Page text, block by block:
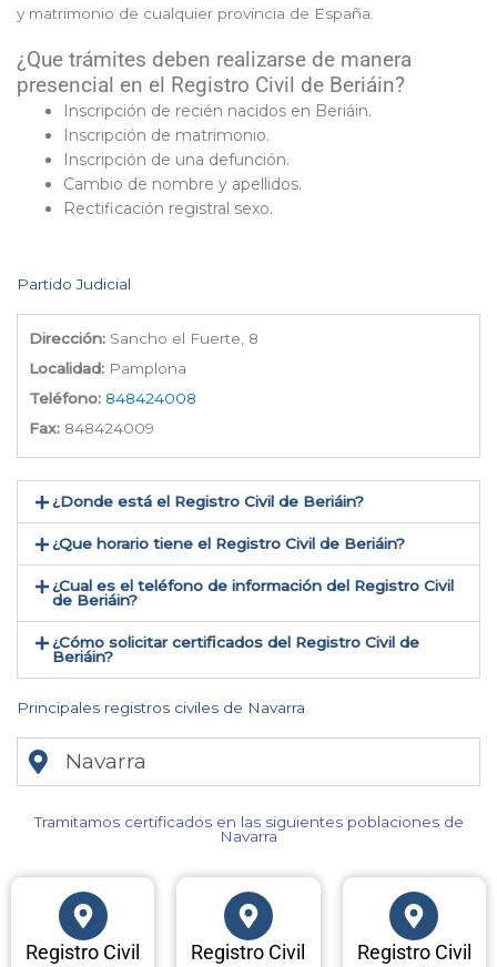
y matrimonio de cualquier provincia de España.
¿Que trámites deben realizarse de manera
presencial en el Registro Civil de Beriáin?
Inscripción de recién nacidos en Beriáin.
Inscripción de matrimonio.
Inscripción de una defunción.
Cambio de nombre y apellidos.
Rectificación registral sexo.
Partido Judicial
Dirección: Sancho el Fuerte, 8
Localidad: Pamplona
Teléfono: 848424008
Fax: 848424009
¿Donde está el Registro Civil de Beriáin​?
¿Que horario tiene el Registro Civil de Beriáin?
¿Cual es el teléfono de información del Registro Civil
de Beriáin​?
¿Cómo solicitar certificados del Registro Civil de
Beriáin​?
Principales registros civiles de Navarra
Navarra
Tramitamos certificados en las siguientes poblaciones de
Navarra​
Registro Civil
Registro Civil
Registro Civil